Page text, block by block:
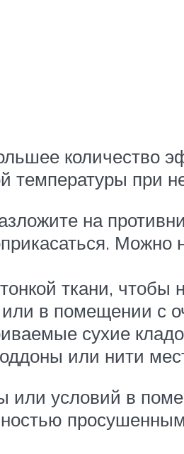
количество
температуры при
на
ткани, чтобы
в помещении с
сухие
или нити
или условий в